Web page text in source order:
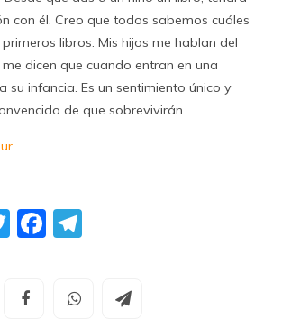
con él. Creo que todos sabemos cuáles
libros. Mis hijos me hablan del
dicen que cuando entran en una
su infancia. Es un sentimiento único y
de que sobrevivirán.
TwitterFacebook